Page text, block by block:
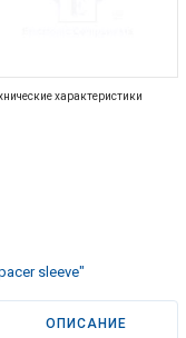
характеристики
sleeve"
ОПИСАНИЕ